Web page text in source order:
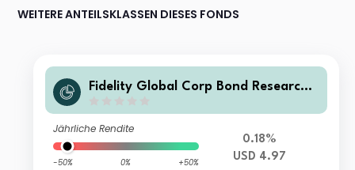
WEITERE ANTEILSKLASSEN DIESES FONDS
Fidelity Global Corp Bond Research
SEK Accumulation Hedged
Jährliche Rendite
-50% 0% +50%
0.18%
USD 4.97